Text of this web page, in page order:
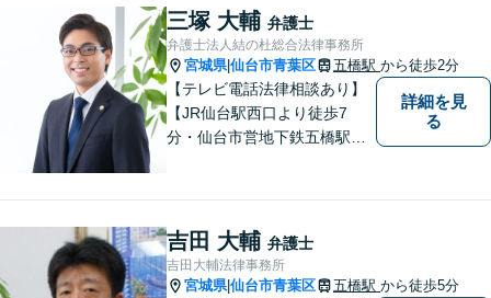
です。解決のためのお手伝い
をいたしますので、悩んでい
らっしゃることをお聞かせく
ださい。
三塚 大輔 弁護士
弁護士法人結の杜総合法律事務所
宮城県|仙台市青葉区 五橋駅 から徒歩2分
【テレビ電話法律相談あり】
【JR仙台駅西口より徒歩7
分・仙台市営地下鉄五橋駅北4
間・土曜相談あり】【明るく
キレイな完全個室相談室】
詳細を見
る
吉田 大輔 弁護士
吉田大輔法律事務所
宮城県|仙台市青葉区 五橋駅 から徒歩5分